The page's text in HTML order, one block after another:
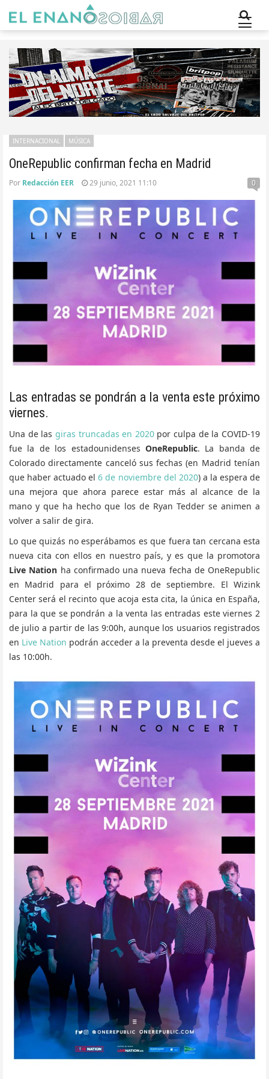
OneRepublic confirman fecha en Madrid
INTERNACIONAL MÚSICA
Por Redacción EER 29 junio, 2021 11:10 0
Las entradas se pondrán a la venta este próximo
viernes.
Una de las giras truncadas en 2020por culpa de la COVID-19
fue la de los estadounidenses OneRepublic. La banda de
Colorado directamente canceló sus fechas (en Madrid tenían
que haber actuado el6 de noviembre del 2020) a la espera de
una mejora que ahora parece estar más al alcance de la
mano y que ha hecho que los de Ryan Tedder se animen a
volver a salir de gira.
Lo que quizás no esperábamos es que fuera tan cercana esta
nueva cita con ellos en nuestro país, y es que la promotora
Live Nation ha confirmado una nueva fecha de OneRepublic
en Madrid para el próximo 28 de septiembre. El Wizink
Center será el recinto que acoja esta cita, la única en España,
para la que se pondrán a la venta las entradas este viernes 2
de julio a partir de las 9:00h, aunque los usuarios registrados
en Live Nation podrán acceder a la preventa desde el jueves a
las 10:00h.